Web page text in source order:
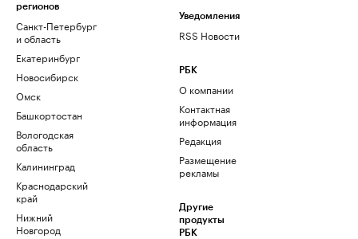
регионов
Санкт-Петербург
и область
Екатеринбург
Новосибирск
Омск
Башкортостан
Вологодская
область
Калининград
Краснодарский
край
Нижний
Новгород
Уведомления
RSS Новости
РБК
О компании
Контактная
информация
Редакция
Размещение
рекламы
Другие
продукты
РБК